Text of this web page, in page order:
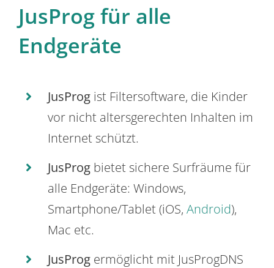
JusProg für alle
Endgeräte
JusProg ist Filtersoftware, die Kinder
vor nicht altersgerechten Inhalten im
Internet schützt.
JusProg bietet sichere Surfräume für
alle Endgeräte: Windows,
Smartphone/Tablet (iOS, Android),
Mac etc.
JusProg ermöglicht mit JusProgDNS